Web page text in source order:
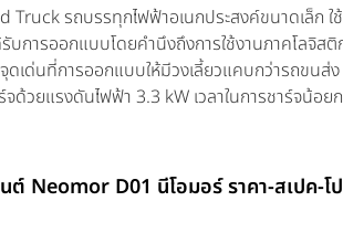
Truck รถบรรทุกไฟฟ้าอเนกประสงค์ขนาดเล็ก ใช้
บการออกแบบโดยคำนึงถึงการใช้งานภาคโลจิส
จุดเด่นที่การออกแบบให้มีวงเลี้ยวแคบกว่ารถขนส่ง
ด้วยแรงดันไฟฟ้า 3.3 kW เวลาในการชาร์จน้อย
Neomor D01 นีโอมอร์ ราคา-สเปค-โ